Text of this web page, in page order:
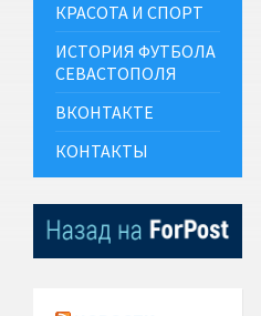
КРАСОТА И СПОРТ
ИСТОРИЯ ФУТБОЛА
СЕВАСТОПОЛЯ
ВКОНТАКТЕ
КОНТАКТЫ